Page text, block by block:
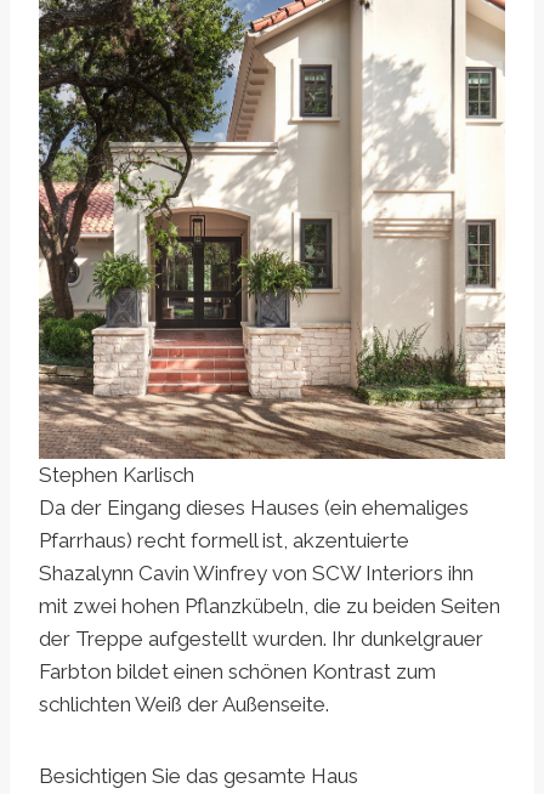
Stephen Karlisch
Da der Eingang dieses Hauses (ein ehemaliges
Pfarrhaus) recht formell ist, akzentuierte
Shazalynn Cavin Winfrey von SCW Interiors ihn
mit zwei hohen Pflanzkübeln, die zu beiden Seiten
der Treppe aufgestellt wurden. Ihr dunkelgrauer
Farbton bildet einen schönen Kontrast zum
schlichten Weiß der Außenseite.
Besichtigen Sie das gesamte Haus